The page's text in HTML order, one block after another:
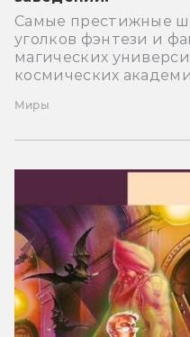
Самые престижные
уголков фэнтези и
магических
космических
Миры